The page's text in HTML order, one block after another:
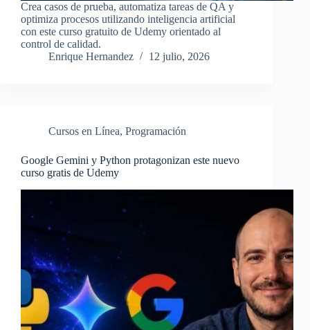
Crea casos de prueba, automatiza tareas de QA y
optimiza procesos utilizando inteligencia artificial
con este curso gratuito de Udemy orientado al
control de calidad.
Enrique Hernandez
12 julio, 2026
Cursos en Línea, Programación
Google Gemini y Python protagonizan este nuevo
curso gratis de Udemy